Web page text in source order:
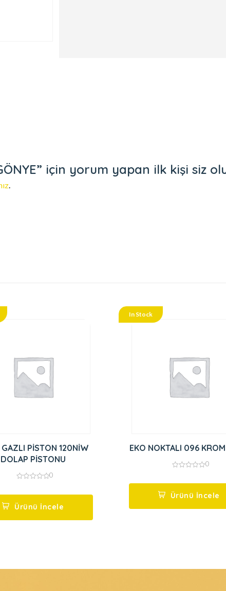
için yorum yapan ilk kişi siz
.
GAZLI PİSTON 120NİW
DOLAP PİSTONU
5
0
Ürünü İncele
In Stock
EKO NOKTALI 096
5
0
Ürünü İncele